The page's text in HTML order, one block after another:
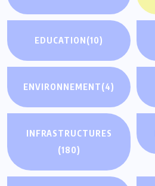
EDUCATION(10)
ENVIRONNEMENT(4)
INFRASTRUCTURES
(180)